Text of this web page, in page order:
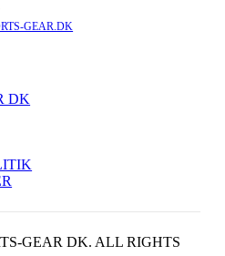
GEAR.DK
DK
GEAR DK. ALL RIGHTS